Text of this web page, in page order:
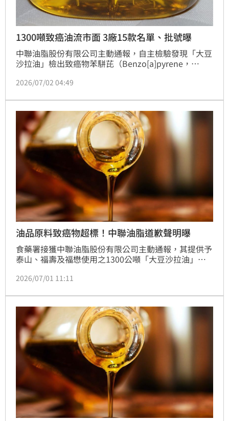
1300噸致癌油流市面 3廠15款名單、批號曝
中聯油脂股份有限公司主動通報，自主檢驗發現「大豆
沙拉油」檢出致癌物苯駢芘（Benzo[a]pyrene，
福懋三家業者，15款產品名單、批號曝光。對此，中聯
2026/07/02 04:49
油品原料致癌物超標！中聯油脂道歉聲明曝
食藥署接獲中聯油脂股份有限公司主動通報，其提供予
泰山、福壽及福懋使用之1300公噸「大豆沙拉油」原
準，第一時間確認業者啟動下架回收機制，並派員查核
（1）日發出道歉聲明，表示已成立專案小組查明原
因。
2026/07/01 11:11